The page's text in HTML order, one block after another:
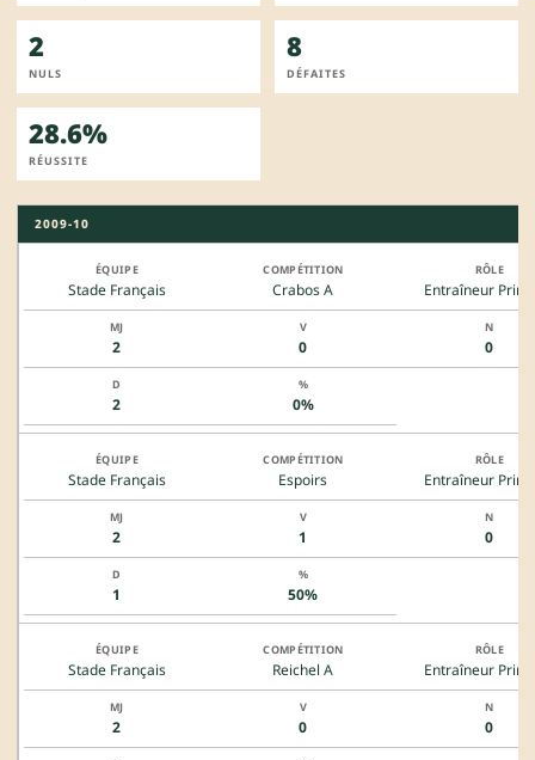
2
NULS
8
DÉFAITES
28.6%
RÉUSSITE
2009-10
Stade Français Crabos A Entraîneur
2 0 0
2 0%
Stade Français Espoirs Entraîneur
2 1 0
1 50%
Stade Français Reichel A Entraîneur
2 0 0